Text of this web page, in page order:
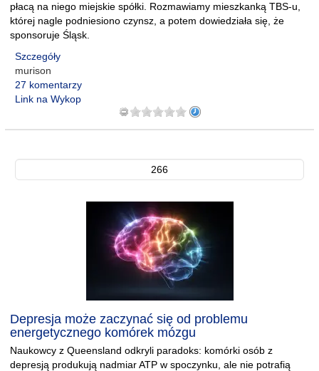
płacą na niego miejskie spółki. Rozmawiamy mieszkanką TBS-u,
której nagle podniesiono czynsz, a potem dowiedziała się, że
sponsoruje Śląsk.
Szczegóły
murison
27 komentarzy
Link na Wykop
266
Depresja może zaczynać się od problemu
energetycznego komórek mózgu
Naukowcy z Queensland odkryli paradoks: komórki osób z
depresją produkują nadmiar ATP w spoczynku, ale nie potrafią